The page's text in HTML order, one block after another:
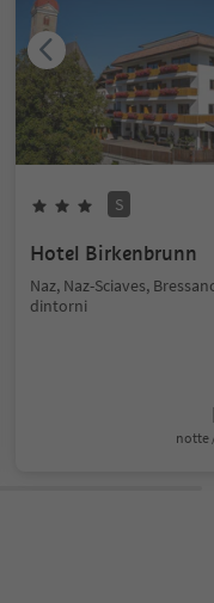
S
Hotel Birkenbrunn
Naz, Naz-Sciaves,
dintorni
notte